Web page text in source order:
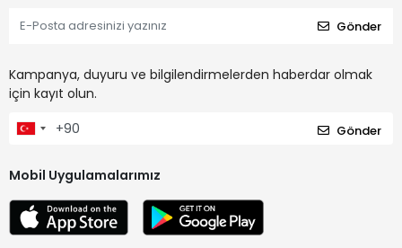
Gönder
Kampanya, duyuru ve bilgilendirmelerden haberdar olmak
için kayıt olun.
Gönder
Mobil Uygulamalarımız